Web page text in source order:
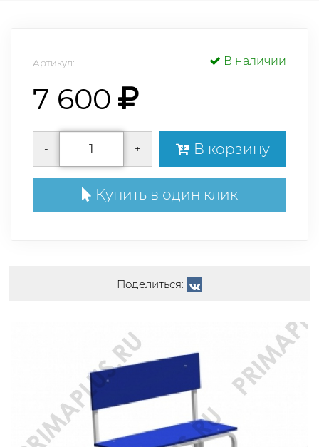
Артикул: В наличии
7 600
- + В корзину
Купить в один клик
Поделиться: